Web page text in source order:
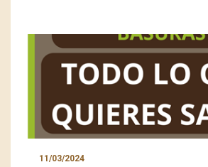
11/03/2024